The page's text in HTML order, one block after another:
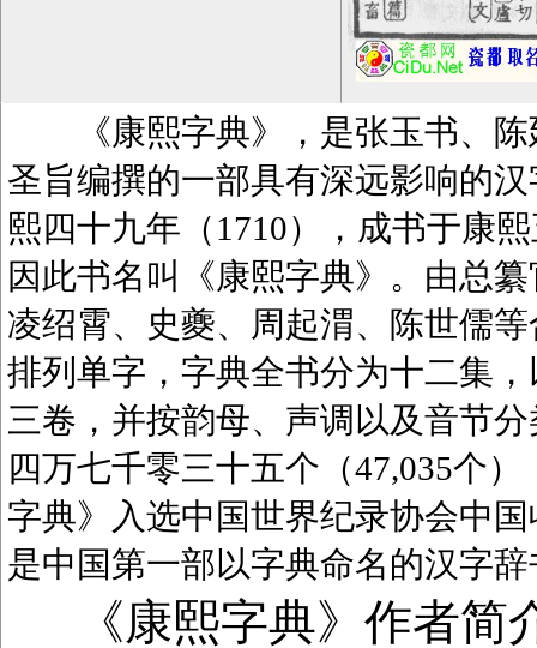
《康熙字典》，是张玉书、陈
圣旨编撰的一部具有深远影响的
熙四十九年（1710），成书于康
因此书名叫《康熙字典》。由总
凌绍霄、史夔、周起渭、陈世儒
排列单字，字典全书分为十二集
三卷，并按韵母、声调以及音节
四万七千零三十五个（47,035个
字典》入选中国世界纪录协会中
是中国第一部以字典命名的汉字辞
《康熙字典》作者简